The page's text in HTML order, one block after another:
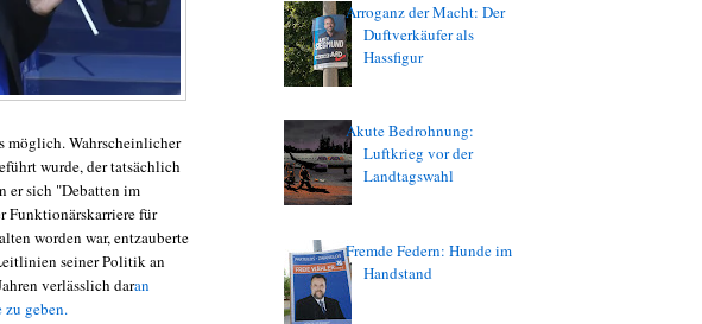
möglich. Wahrscheinlicher
wurde, der tatsächlich
er sich "Debatten im
Funktionärskarriere für
worden war, entzauberte
seiner Politik an
verlässlich daran
geben.
Arroganz der Macht: Der
Duftverkäufer als
Hassfigur
Akute Bedrohnung:
Luftkrieg vor der
Landtagswahl
Fremde Federn: Hunde im
Handstand